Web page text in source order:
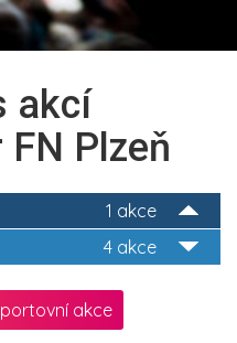
akcí
FN Plzeň
1 akce
4 akce
akce